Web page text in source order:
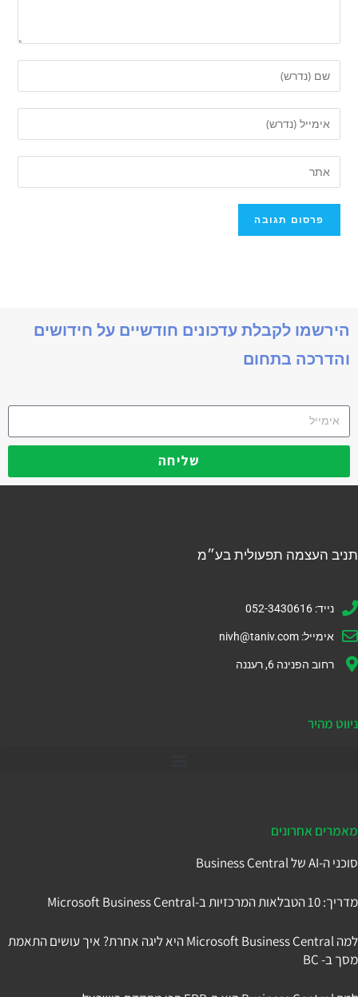
הירשמו לקבלת עדכונים חודשיים על חידושים
והדרכה בתחום
שליחה
תניב העצמה תפעולית בע״מ
נייד: 052-3430616
אימייל: nivh@taniv.com
רחוב הפנינה 6, רעננה
ניווט מהיר
מאמרים אחרונים
סוכני ה-AI של Business Central
מדריך: 10 הטבלאות המרכזיות ב-Microsoft Business Central
למה Microsoft Business Central היא ליגה אחרת? איך עושים התאמת
מסך ב- BC